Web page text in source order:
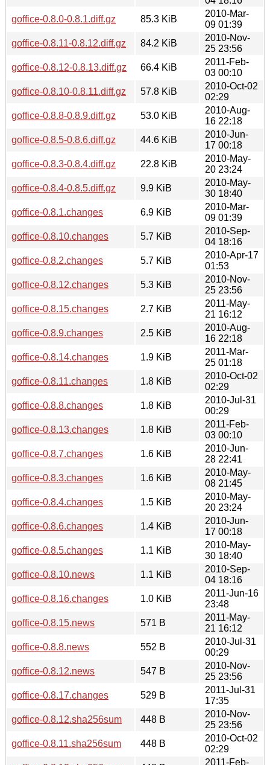
goffice-0.8.0-0.8.1.diff.gz
85.3 KiB
2010-Mar-
09 01:39
goffice-0.8.11-0.8.12.diff.gz
84.2 KiB
2010-Nov-
25 23:56
goffice-0.8.12-0.8.13.diff.gz
66.4 KiB
2011-Feb-
03 00:10
goffice-0.8.10-0.8.11.diff.gz
57.8 KiB
2010-Oct-02
02:29
goffice-0.8.8-0.8.9.diff.gz
53.0 KiB
2010-Aug-
16 22:18
goffice-0.8.5-0.8.6.diff.gz
44.6 KiB
2010-Jun-
17 00:18
goffice-0.8.3-0.8.4.diff.gz
22.8 KiB
2010-May-
20 23:24
goffice-0.8.4-0.8.5.diff.gz
9.9 KiB
2010-May-
30 18:40
goffice-0.8.1.changes
6.9 KiB
2010-Mar-
09 01:39
goffice-0.8.10.changes
5.7 KiB
2010-Sep-
04 18:16
goffice-0.8.2.changes
5.7 KiB
2010-Apr-17
01:53
goffice-0.8.12.changes
5.3 KiB
2010-Nov-
25 23:56
goffice-0.8.15.changes
2.7 KiB
2011-May-
21 16:12
goffice-0.8.9.changes
2.5 KiB
2010-Aug-
16 22:18
goffice-0.8.14.changes
1.9 KiB
2011-Mar-
25 01:18
goffice-0.8.11.changes
1.8 KiB
2010-Oct-02
02:29
goffice-0.8.8.changes
1.8 KiB
2010-Jul-31
00:29
goffice-0.8.13.changes
1.8 KiB
2011-Feb-
03 00:10
goffice-0.8.7.changes
1.6 KiB
2010-Jun-
28 22:41
goffice-0.8.3.changes
1.6 KiB
2010-May-
08 21:45
goffice-0.8.4.changes
1.5 KiB
2010-May-
20 23:24
goffice-0.8.6.changes
1.4 KiB
2010-Jun-
17 00:18
goffice-0.8.5.changes
1.1 KiB
2010-May-
30 18:40
goffice-0.8.10.news
1.1 KiB
2010-Sep-
04 18:16
goffice-0.8.16.changes
1.0 KiB
2011-Jun-16
23:48
goffice-0.8.15.news
571 B
2011-May-
21 16:12
goffice-0.8.8.news
552 B
2010-Jul-31
00:29
goffice-0.8.12.news
547 B
2010-Nov-
25 23:56
goffice-0.8.17.changes
529 B
2011-Jul-31
17:35
goffice-0.8.12.sha256sum
448 B
2010-Nov-
25 23:56
goffice-0.8.11.sha256sum
448 B
2010-Oct-02
02:29
2011-Feb-